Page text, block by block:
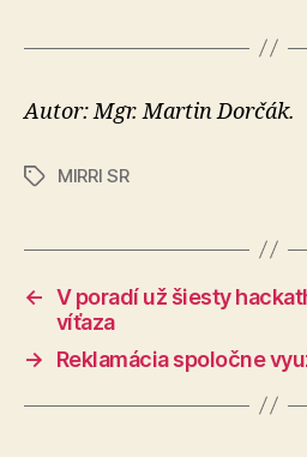
Autor: Mgr. Martin Dorčák.
ZnačkyMIRRI SR
← V poradí už šiesty
víťaza
→
Reklamácia spoločne